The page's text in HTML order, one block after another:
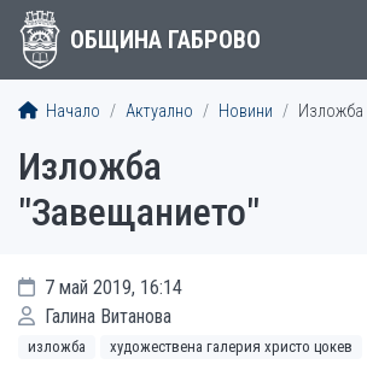
ОБЩИНА ГАБРОВО
Начало Актуално Новини
Изложба
"Завещанието"
7 май 2019, 16:14
Галина Витанова
изложба художествена галерия христо цокев